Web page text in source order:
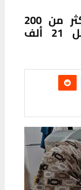
صحة ذي قار تُجري أكثر من 200
عملية جراحية وتستقبل 21 ألف